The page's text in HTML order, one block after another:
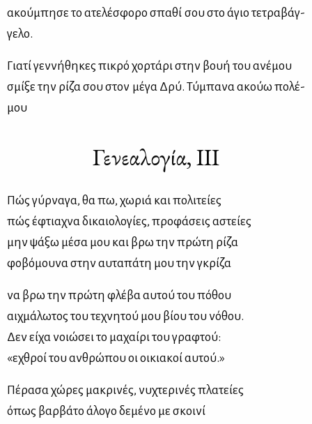
ακού­μπη­σε το ατε­λέ­σφο­ρο σπα­θί σου στο άγιο τε­τρα­βάγ­
γε­λο.
Για­τί γεν­νή­θη­κες πι­κρό χορ­τά­ρι στην βουή του ανέ­μου
σμί­ξε την ρί­ζα σου στον μέ­γα Δρύ. Τύ­μπα­να ακούω πο­λέ­
μου
Γενεαλογία, ΙΙΙ
Πώς γύρ­να­γα, θα πω, χω­ριά και πο­λι­τεί­ες
πώς έφτια­χνα δι­καιο­λο­γί­ες, προ­φά­σεις αστεί­ες
μην ψά­ξω μέ­σα μου και βρω την πρώ­τη ρί­ζα
φο­βό­μου­να στην αυ­τα­πά­τη μου την γκρί­ζα
να βρω την πρώ­τη φλέ­βα αυ­τού του πό­θου
αιχ­μά­λω­τος του τε­χνη­τού μου βί­ου του νό­θου.
Δεν εί­χα νοιώ­σει το μα­χαί­ρι του γρα­φτού:
«εχθροί του αν­θρώ­που οι οι­κια­κοί αυ­τού.»
Πέ­ρα­σα χώ­ρες μα­κρι­νές, νυ­χτε­ρι­νές πλα­τεί­ες
όπως βαρ­βά­το άλο­γο δε­μέ­νο με σκοι­νί